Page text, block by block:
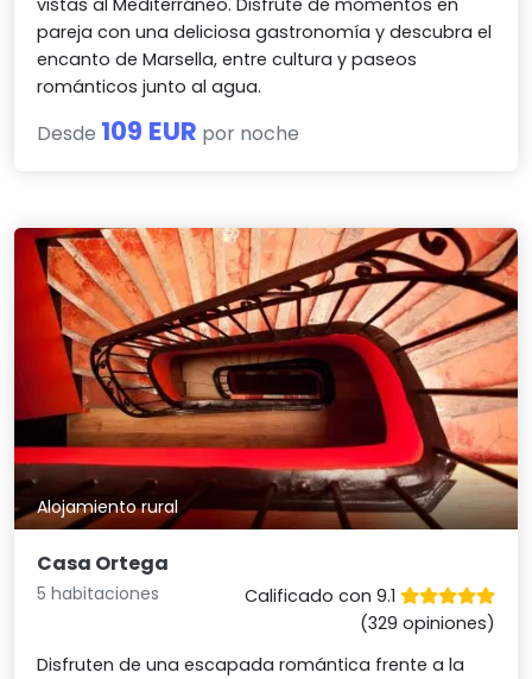
pareja con una deliciosa gastronomía y descubra el
encanto de Marsella, entre cultura y paseos
románticos junto al agua.
Desde 109 EUR por noche
Alojamiento rural
Casa Ortega
5 habitaciones
Calificado con 9.1
(329 opiniones)
Disfruten de una escapada romántica frente a la